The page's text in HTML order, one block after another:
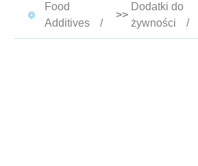
Food
Additives
>>
Dodatki do
żywności